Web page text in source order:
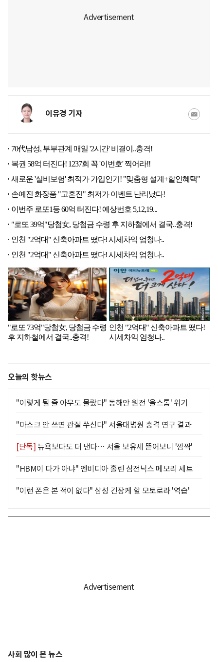
이유경 기자
오늘의 핫뉴스
"이렇게 될 줄 아무도 몰랐다" 동해안 원전 '올스톱' 위기
"마스크 안 쓰면 관절 쑤신다" 서울대병원 충격 연구 결과
[단독] 뉴욕보다도 더 낸다… 서울 보유세 뜯어보니 '깜짝'
"HBM이 다가 아냐" 엔비디아 홀린 삼전닉스 메모리 세트
"이런 폰은 본 적이 없다" 삼성 긴장케 할 모토로라 '역습'
사회 많이 본 뉴스